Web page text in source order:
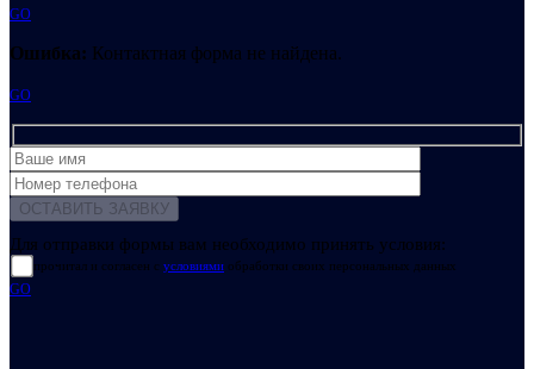
GO
Ошибка: Контактная форма не найдена.
GO
Для отправки формы вам необходимо принять условия:
прочитал и согласен с условиями обработки своих персональных данных
GO